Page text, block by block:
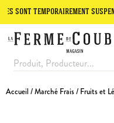
suspendues.
Accueil /Marché Frais/ Fruits et